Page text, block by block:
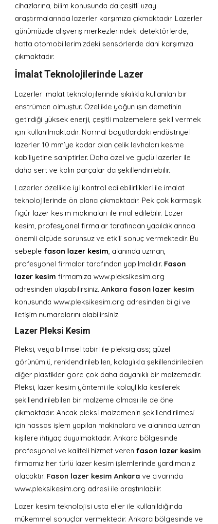
cihazlarına, bilim konusunda da çeşitli uzay
araştırmalarında lazerler karşımıza çıkmaktadır. Lazerler
günümüzde alışveriş merkezlerindeki detektörlerde,
hatta otomobillerimizdeki sensörlerde dahi karşımıza
çıkmaktadır.
İmalat Teknolojilerinde Lazer
Lazerler imalat teknolojilerinde sıkılıkla kullanılan bir
enstrüman olmuştur. Özellikle yoğun ışın demetinin
getirdiği yüksek enerji, çeşitli malzemelere şekil vermek
için kullanılmaktadır. Normal boyutlardaki endüstriyel
lazerler 10 mm’ye kadar olan çelik levhaları kesme
kabiliyetine sahiptirler. Daha özel ve güçlü lazerler ile
daha sert ve kalın parçalar da şekillendirilebilir.
Lazerler özellikle iyi kontrol edilebilirlikleri ile imalat
teknolojilerinde ön plana çıkmaktadır. Pek çok karmaşık
figür lazer kesim makinaları ile imal edilebilir. Lazer
kesim, profesyonel firmalar tarafından yapıldıklarında
önemli ölçüde sorunsuz ve etkili sonuç vermektedir. Bu
sebeple fason lazer kesim, alanında uzman,
profesyonel firmalar tarafından yapılmalıdır. Fason
lazer kesim firmamıza www.pleksikesim.org
adresinden ulaşabilirsiniz. Ankara fason lazer kesim
konusunda www.pleksikesim.org adresinden bilgi ve
iletişim numaralarını alabilirsiniz.
Lazer Pleksi Kesim
Pleksi, veya bilimsel tabiri ile pleksiglass; güzel
görünümlü, renklendirilebilen, kolaylıkla şekillendirilebilen
diğer plastikler göre çok daha dayanıklı bir malzemedir.
Pleksi, lazer kesim yöntemi ile kolaylıkla kesilerek
şekillendirilebilen bir malzeme olması ile de öne
çıkmaktadır. Ancak pleksi malzemenin şekillendirilmesi
için hassas işlem yapılan makinalara ve alanında uzman
kişilere ihtiyaç duyulmaktadır. Ankara bölgesinde
profesyonel ve kaliteli hizmet veren fason lazer kesim
firmamız her türlü lazer kesim işlemlerinde yardımcınız
olacaktır. Fason lazer kesim Ankara ve civarında
www.pleksikesim.org adresi ile araştırılabilir.
Lazer kesim teknolojisi usta eller ile kullanıldığında
mükemmel sonuçlar vermektedir. Ankara bölgesinde ve